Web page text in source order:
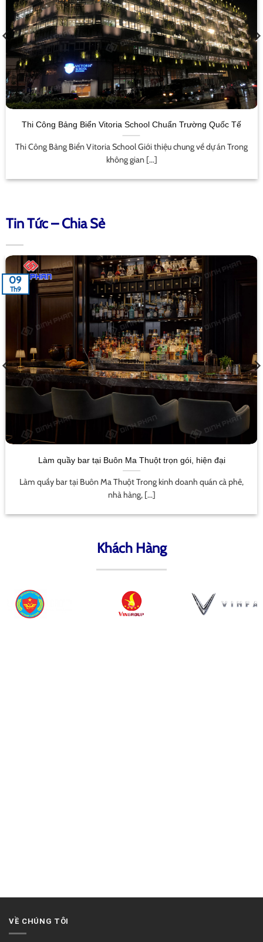
Thi Công Bảng Biển Vitoria School Chuẩn Trường Quốc Tế
Thi Công Bảng Biển Vitoria School Giới thiệu chung về dự án Trong
không gian [...]
Tin Tức – Chia Sẻ
Làm quầy bar tại Buôn Ma Thuột trọn gói, hiện đại
Làm quầy bar tại Buôn Ma Thuột Trong kinh doanh quán cà phê,
nhà hàng, [...]
09
Th9
Khách Hàng
VỀ CHÚNG TÔI